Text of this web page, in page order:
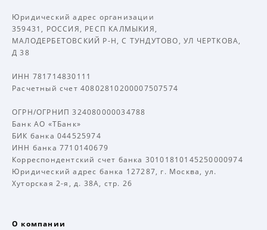
Юридический адрес организации
359431, РОССИЯ, РЕСП КАЛМЫКИЯ,
МАЛОДЕРБЕТОВСКИЙ Р-Н, С ТУНДУТОВО, УЛ ЧЕРТКОВА,
Д 38
ИНН 781714830111
Расчетный счет 40802810200007507574
ОГРН/ОГРНИП 324080000034788
Банк АО «ТБанк»
БИК банка 044525974
ИНН банка 7710140679
Корреспондентский счет банка 30101810145250000974
Юридический адрес банка 127287, г. Москва, ул.
Хуторская 2-я, д. 38А, стр. 26
О компании